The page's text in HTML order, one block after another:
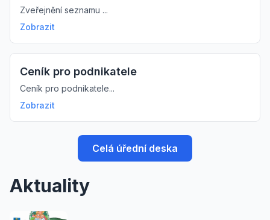
Zveřejnění seznamu ...
Zobrazit
Ceník pro podnikatele
Ceník pro podnikatele...
Zobrazit
Celá úřední deska
Aktuality